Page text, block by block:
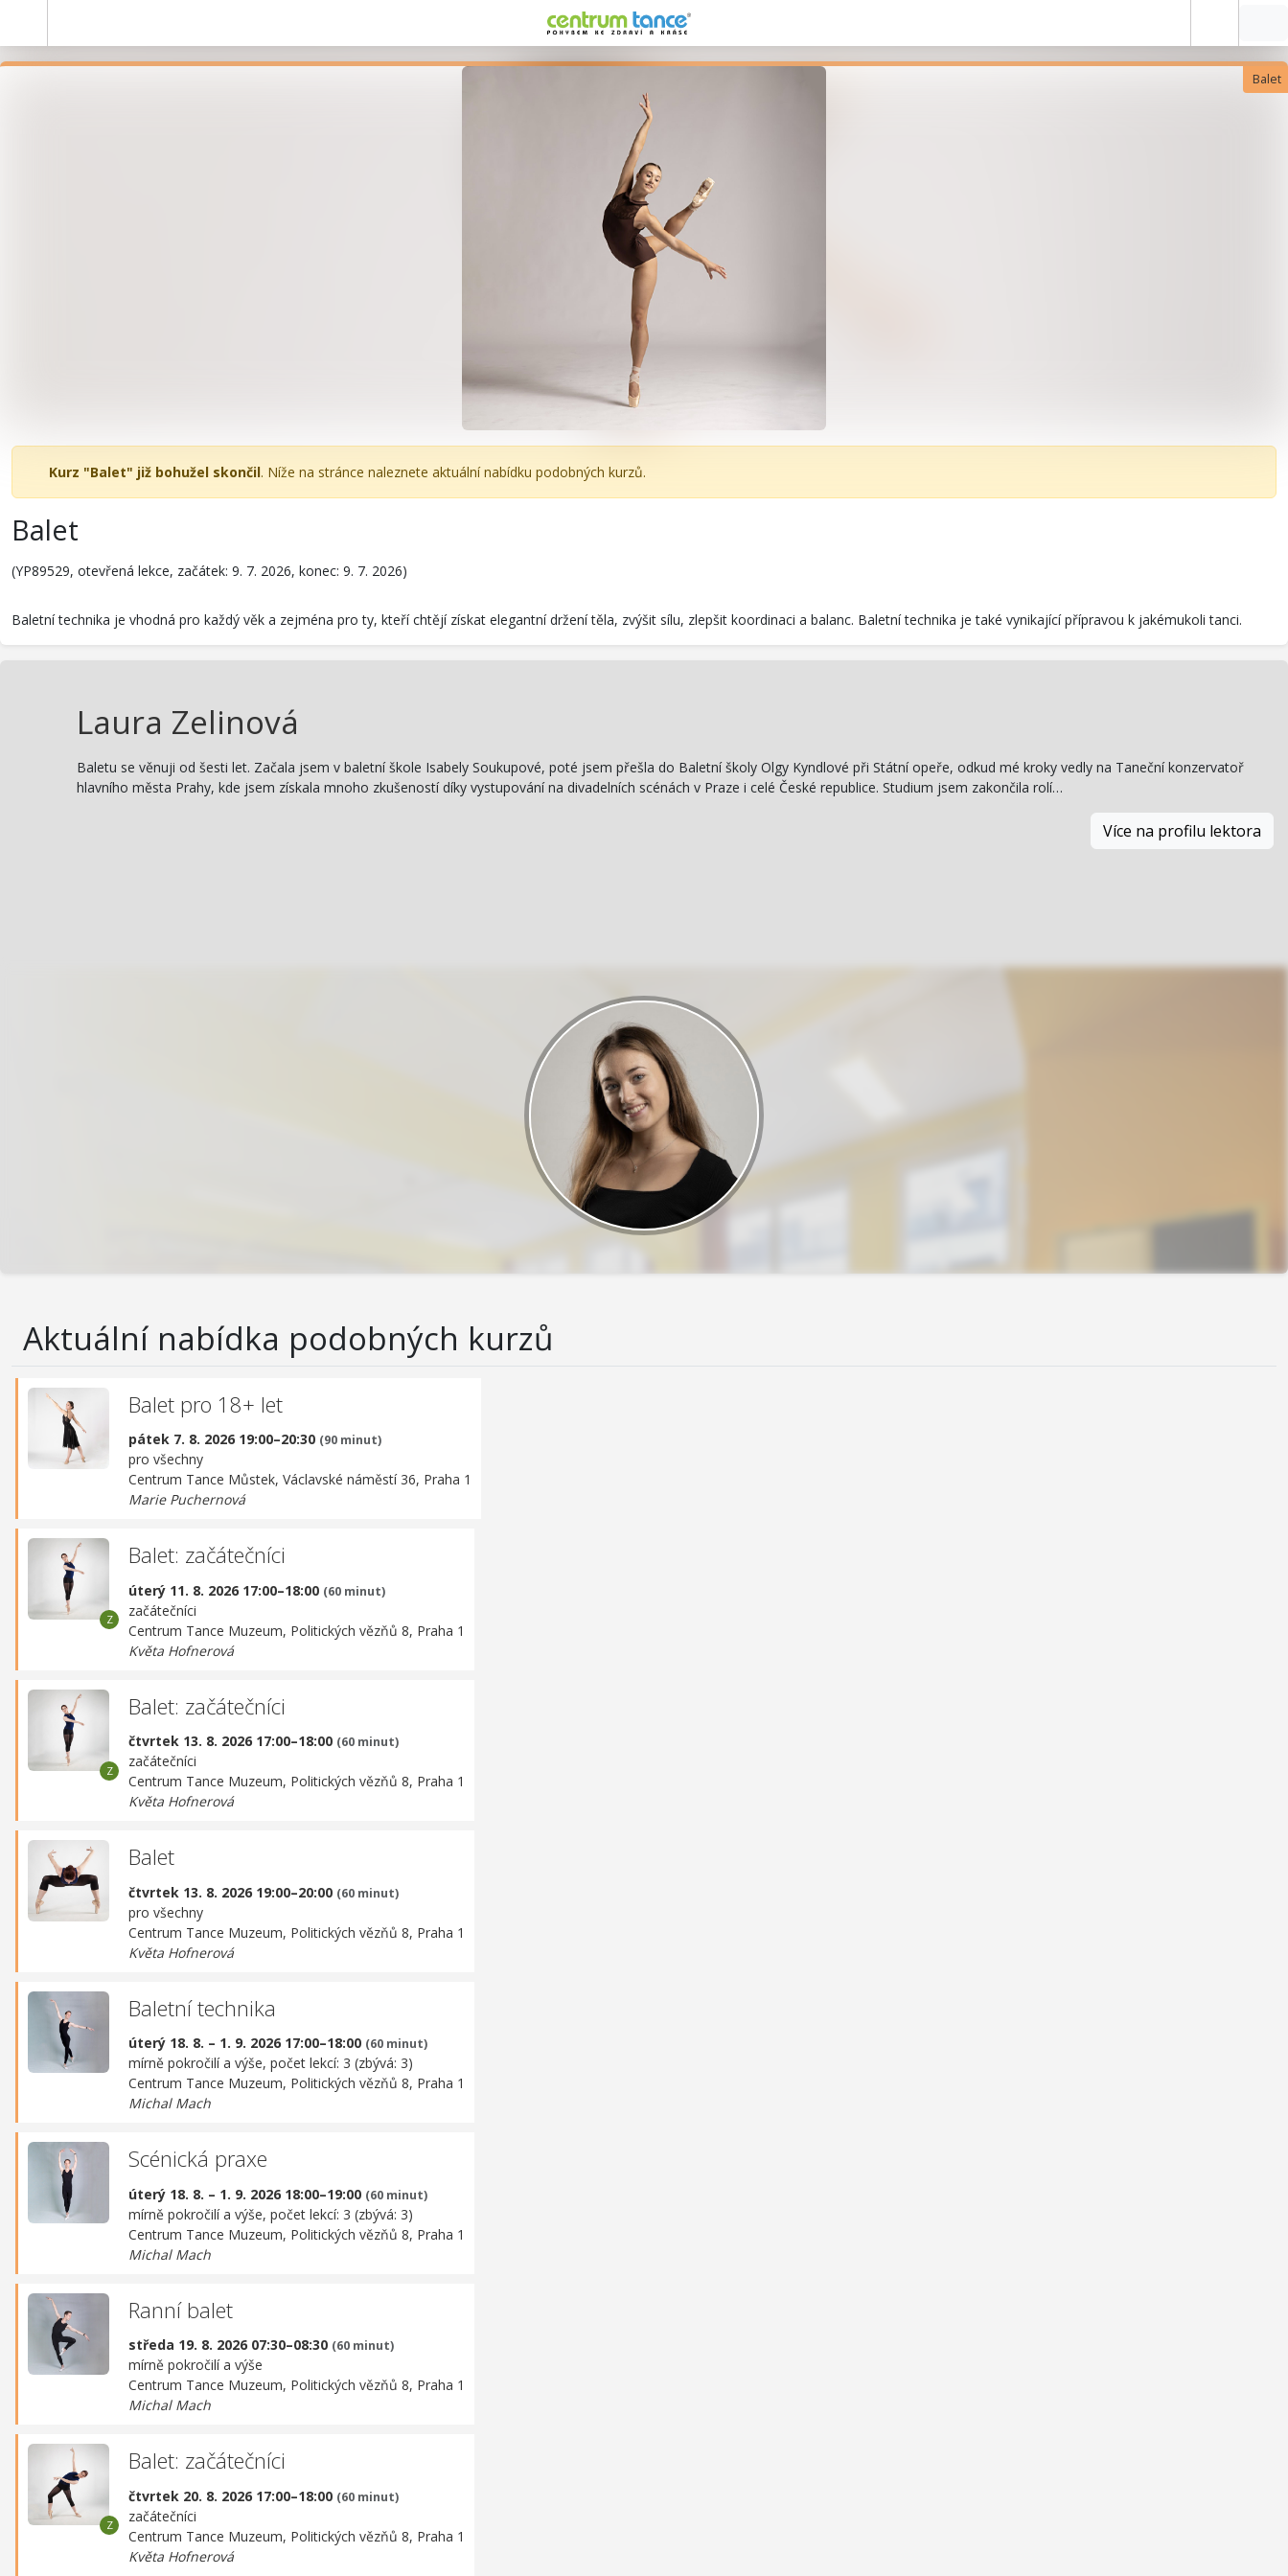
Balet
Kurz "Balet" již bohužel skončil. Níže na stránce naleznete aktuální nabídku podobných kurzů.
Balet
(YP89529, otevřená lekce, začátek: 9. 7. 2026, konec: 9. 7. 2026)
Baletní technika je vhodná pro každý věk a zejména pro ty, kteří chtějí získat elegantní držení těla, zvýšit sílu, zlepšit koordinaci a balanc. Baletní technika je také vynikající přípravou k jakémukoli tanci.
Laura Zelinová
Baletu se věnuji od šesti let. Začala jsem v baletní škole Isabely Soukupové, poté jsem přešla do Baletní školy Olgy Kyndlové při Státní opeře, odkud mé kroky vedly na Taneční konzervatoř
hlavního města Prahy, kde jsem získala mnoho zkušeností díky vystupování na divadelních scénách v Praze i celé České republice. Studium jsem zakončila rolí…
Více na profilu lektora
Aktuální nabídka podobných kurzů
Balet pro 18+ let
pátek 7. 8. 2026 19:00–20:30 (90 minut)
pro všechny
Centrum Tance Můstek, Václavské náměstí 36, Praha 1
Marie Puchernová
Balet: začátečníci
úterý 11. 8. 2026 17:00–18:00 (60 minut)
začátečníci
Centrum Tance Muzeum, Politických vězňů 8, Praha 1
Květa Hofnerová
Balet: začátečníci
čtvrtek 13. 8. 2026 17:00–18:00 (60 minut)
začátečníci
Centrum Tance Muzeum, Politických vězňů 8, Praha 1
Květa Hofnerová
Balet
čtvrtek 13. 8. 2026 19:00–20:00 (60 minut)
pro všechny
Centrum Tance Muzeum, Politických vězňů 8, Praha 1
Květa Hofnerová
Baletní technika
úterý 18. 8. – 1. 9. 2026 17:00–18:00 (60 minut)
mírně pokročilí a výše, počet lekcí: 3 (zbývá: 3)
Centrum Tance Muzeum, Politických vězňů 8, Praha 1
Michal Mach
Scénická praxe
úterý 18. 8. – 1. 9. 2026 18:00–19:00 (60 minut)
mírně pokročilí a výše, počet lekcí: 3 (zbývá: 3)
Centrum Tance Muzeum, Politických vězňů 8, Praha 1
Michal Mach
Ranní balet
středa 19. 8. 2026 07:30–08:30 (60 minut)
mírně pokročilí a výše
Centrum Tance Muzeum, Politických vězňů 8, Praha 1
Michal Mach
Balet: začátečníci
čtvrtek 20. 8. 2026 17:00–18:00 (60 minut)
začátečníci
Centrum Tance Muzeum, Politických vězňů 8, Praha 1
Květa Hofnerová